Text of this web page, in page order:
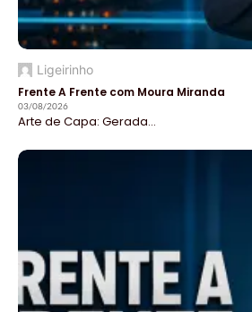
Ligeirinho
Frente A Frente com Moura Miranda
03/08/2026
Arte de Capa: Gerada...